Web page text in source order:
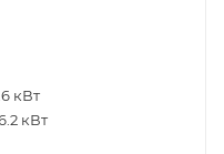
кВт
кВт